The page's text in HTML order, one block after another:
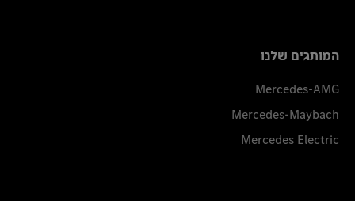
המותגים שלנו
Mercedes-AMG
Mercedes-Maybach
Mercedes Electric